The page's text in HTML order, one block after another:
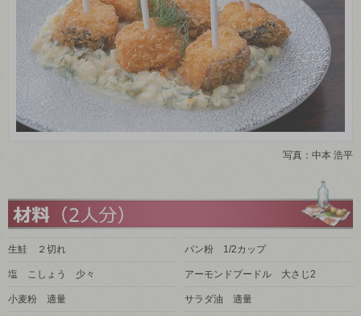
写真：中本 浩平
生鮭 ２切れ
塩 こしょう 少々
小麦粉 適量
パン粉 1/2カップ
アーモンドプードル 大さじ2
サラダ油 適量